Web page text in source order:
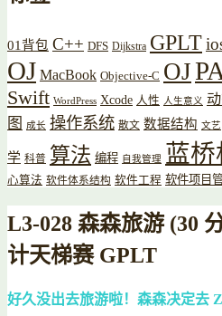
01背包 C++ DFS Dijkstra GPLT
OJ MacBook Objective-C OJ
Swift WordPress Xcode 人性 人生意义
图
成长 操作系统 散文 数据结构 文艺
学 科普 算法 编程 自我管理 蓝桥
心算法 软件体系结构 软件工程 软件项目
L3-028 森森旅游 (30
计天梯赛 GPLT
好久没出去旅游啦！森森决定去 Z